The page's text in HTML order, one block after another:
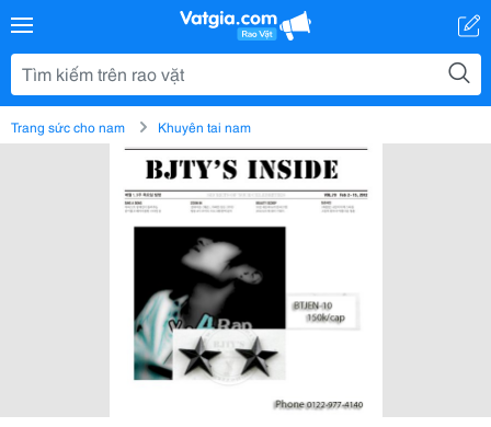
Trang sức cho nam Khuyên tai nam